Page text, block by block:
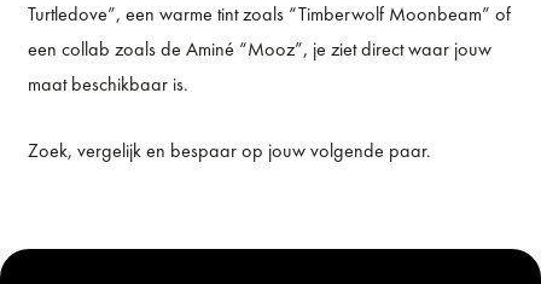
Turtledove”, een warme tint zoals “Timberwolf Moonbeam” of
een collab zoals de Aminé “Mooz”, je ziet direct waar jouw
maat beschikbaar is.
Zoek, vergelijk en bespaar op jouw volgende paar.